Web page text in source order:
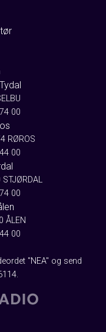
00
RØROS
00
00
ÅLEN
00
"NEA" og send